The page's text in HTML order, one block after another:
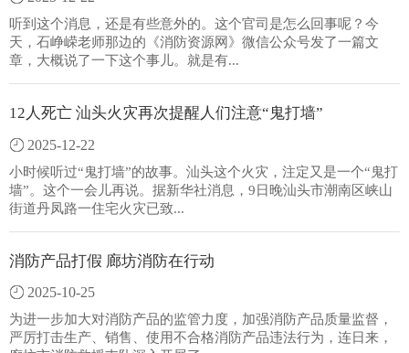
听到这个消息，还是有些意外的。这个官司是怎么回事呢？今
天，石峥嵘老师那边的《消防资源网》微信公众号发了一篇文
章，大概说了一下这个事儿。就是有...
12人死亡 汕头火灾再次提醒人们注意“鬼打墙”
2025-12-22
小时候听过“鬼打墙”的故事。汕头这个火灾，注定又是一个“鬼打
墙”。这个一会儿再说。据新华社消息，9日晚汕头市潮南区峡山
街道丹凤路一住宅火灾已致...
消防产品打假 廊坊消防在行动
2025-10-25
为进一步加大对消防产品的监管力度，加强消防产品质量监督，
严厉打击生产、销售、使用不合格消防产品违法行为，连日来，